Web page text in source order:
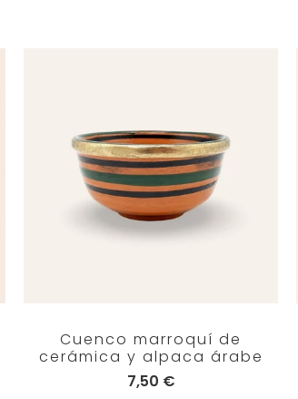
Cuenco marroquí de
cerámica y alpaca árabe
7,50 €